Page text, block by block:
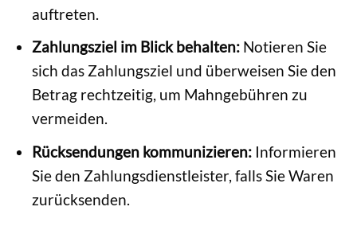
auftreten.
Zahlungsziel im Blick behalten:Notieren Sie
sich das Zahlungsziel und überweisen Sie den
Betrag rechtzeitig, um Mahngebühren zu
vermeiden.
Rücksendungen kommunizieren:Informieren
Sie den Zahlungsdienstleister, falls Sie Waren
zurücksenden.